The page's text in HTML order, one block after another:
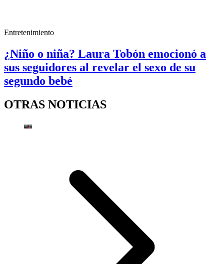
Entretenimiento
¿Niño o niña? Laura Tobón emocionó a
sus seguidores al revelar el sexo de su
segundo bebé
OTRAS NOTICIAS